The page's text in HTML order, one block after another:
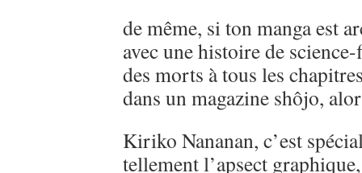
de même, si ton manga est
avec une histoire de
des morts à tous les
dans un magazine shôjo,
Kiriko Nananan, c’est
tellement l’apsect